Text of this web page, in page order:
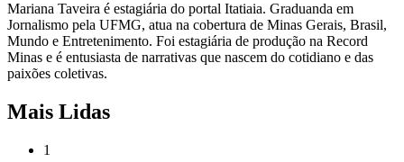
Mariana Taveira é estagiária do portal Itatiaia. Graduanda em
Jornalismo pela UFMG, atua na cobertura de Minas Gerais, Brasil,
Mundo e Entretenimento. Foi estagiária de produção na Record
Minas e é entusiasta de narrativas que nascem do cotidiano e das
paixões coletivas.
Mais Lidas
1